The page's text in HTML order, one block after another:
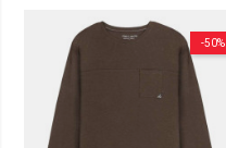
-50%